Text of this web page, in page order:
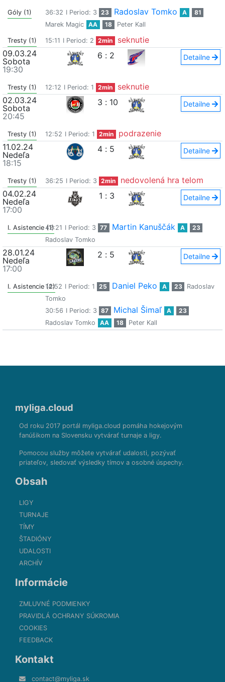
Góly (1) 36:32 I Period: 3 23 Radoslav Tomko A
81
Marek Magic
AA 18 Peter Kall
Tresty (1) 15:11 I Period: 2 2min
seknutie
09.03.24
Sobota
19:30
6 : 2 Detailne
Tresty (1) 12:12 I Period: 1 2min
seknutie
02.03.24
Sobota
20:45
3 : 10 Detailne
Tresty (1) 12:52 I Period: 1 2min
podrazenie
11.02.24
Nedeľa
18:15
4 : 5 Detailne
Tresty (1) 36:25 I Period: 3 2min
nedovolená hra telom
04.02.24
Nedeľa
17:00
1 : 3 Detailne
I. Asistencie (1)42:21 I Period: 3 77 Martin Kanuščák A
23
Radoslav Tomko
28.01.24
Nedeľa
17:00
2 : 5 Detailne
I. Asistencie (2)
14:52 I Period: 1 25 Daniel Peko A 23
Radoslav
Tomko
30:56 I Period: 3 87 Michal Šimaľ A
23
Radoslav Tomko
AA 18 Peter Kall
myliga.cloud
Od roku 2017 portál myliga.cloud pomáha hokejovým
fanúšikom na Slovensku vytvárať turnaje a ligy.
Pomocou služby môžete vytvárať udalosti, pozývať
priateľov, sledovať výsledky tímov a osobné úspechy.
Obsah
LIGY
TURNAJE
TÍMY
ŠTADIÓNY
UDALOSTI
ARCHÍV
Informácie
ZMLUVNÉ PODMIENKY
PRAVIDLÁ OCHRANY SÚKROMIA
COOKIES
FEEDBACK
Kontakt
contact@myliga.sk